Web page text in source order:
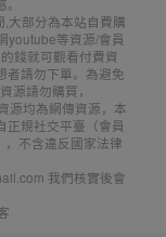
大部分為本站自費購
youtube等資源/會員
錢就可觀看付費資
者請勿下單。為避免
源請勿購買，
源均為網傳資源，本
正規社交平臺（會員
，不含違反國家法律
我們核實後會